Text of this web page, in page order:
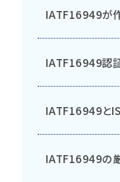
IATF16949が
IATF16949認
IATF16949と
IATF16949の